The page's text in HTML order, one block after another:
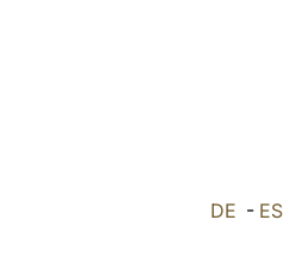
DE - ES